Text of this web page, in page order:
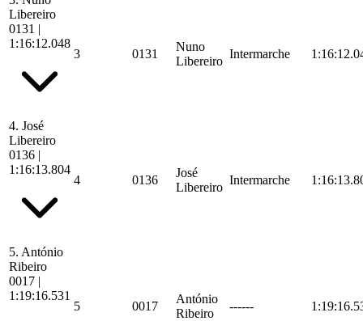
Libereiro
0131 |
1:16:12.048
3 0131
Nuno
Libereiro
Intermarche
4. José
Libereiro
0136 |
1:16:13.804
4 0136
José
Libereiro
Intermarche
5. António
Ribeiro
0017 |
1:19:16.531
5 0017
António
Ribeiro
------